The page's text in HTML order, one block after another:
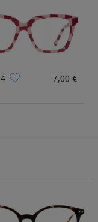
de Patillas
7,00 €